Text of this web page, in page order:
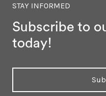
STAY INFORMED
Subscribe to
today!